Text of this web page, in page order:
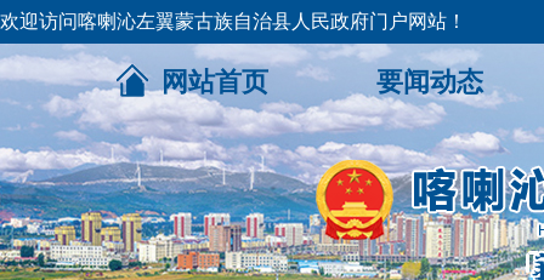
欢迎访问喀喇沁左翼蒙古族自治县人民政府门户网站！
网站首页 要闻动态